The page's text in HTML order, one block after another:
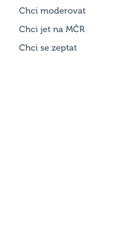
Chci moderovat
Chci jet na MČR
Chci se zeptat